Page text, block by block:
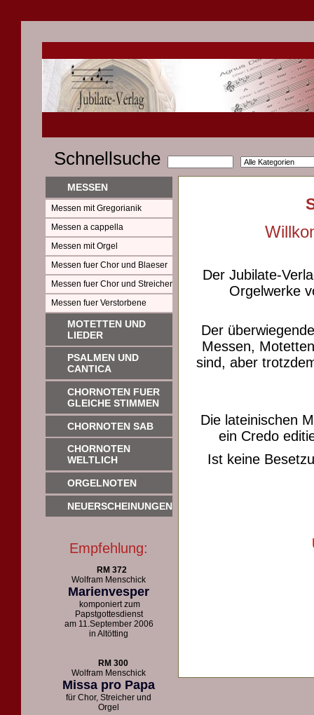
Schnellsuche
MESSEN
Messen mit Gregorianik
Messen a cappella
Messen mit Orgel
Messen fuer Chor und Blaeser
Messen fuer Chor und Streicher
Messen fuer Verstorbene
MOTETTEN UND
LIEDER
PSALMEN UND
CANTICA
CHORNOTEN FUER
GLEICHE STIMMEN
CHORNOTEN SAB
CHORNOTEN
WELTLICH
ORGELNOTEN
NEUERSCHEINUNGEN
Empfehlung:
RM 372
Wolfram Menschick
Marienvesper
komponiert zum
Papstgottesdienst
am 11.September 2006
in Altötting
RM 300
Wolfram Menschick
Missa pro Papa
für Chor, Streicher und
Orgel
Der Jubilate-
Orgelwerke
Der
Messen,
sind, aber
Die lateinischen
ein Credo
Ist keine